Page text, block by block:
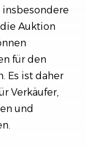
Auktion
für den
Es ist daher
Verkäufer,
und